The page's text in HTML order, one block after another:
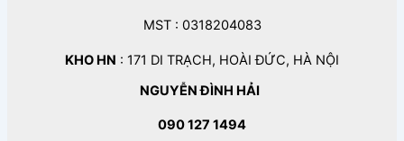
MST : 0318204083
KHO HN : 171 DI TRẠCH, HOÀI ĐỨC, HÀ NỘI
NGUYỄN ĐÌNH HẢI
090 127 1494